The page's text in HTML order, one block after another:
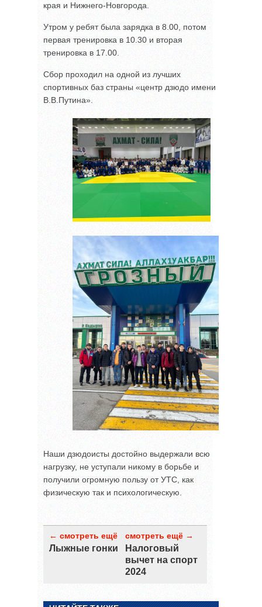
края и Нижнего-Новгорода.
Утром у ребят была зарядка в 8.00, потом
первая тренировка в 10.30 и вторая
тренировка в 17.00.
Сбор проходил на одной из лучших
спортивных баз страны «центр дзюдо имени
В.В.Путина».
Наши дзюдоисты достойно выдержали всю
нагрузку, не уступали никому в борьбе и
получили огромную пользу от УТС, как
физическую так и психологическую.
← смотреть ещё
Лыжные гонки
смотреть ещё →
Налоговый
вычет на спорт
2024